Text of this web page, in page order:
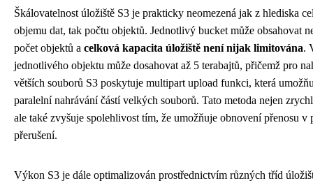
Škálovatelnost úložiště S3 je prakticky neomezená jak z hlediska
objemu dat, tak počtu objektů. Jednotlivý bucket může obsahovat
počet objektů a celková kapacita úložiště není nijak limitována.
jednotlivého objektu může dosahovat až 5 terabajtů, přičemž pro
větších souborů S3 poskytuje multipart upload funkci, která
paralelní nahrávání částí velkých souborů. Tato metoda nejen
ale také zvyšuje spolehlivost tím, že umožňuje obnovení přenosu v
přerušení.
Výkon S3 je dále optimalizován prostřednictvím různých tříd